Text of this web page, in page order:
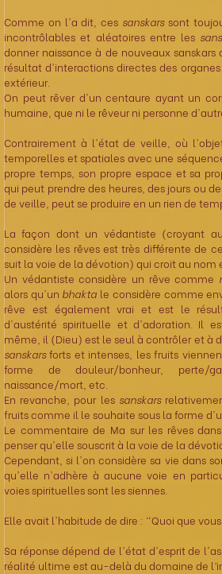
Comme on l'a dit, ces sanskarssont
incontrôlables et aléatoires entre les
donner naissance à de nouveaux
résultat d'interactions directes des
extérieur.
On peut rêver d'un centaure ayant un
humaine, que ni le rêveur ni personne
Contrairement à l'état de veille, où
temporelles et spatiales avec une
propre temps, son propre espace et sa
qui peut prendre des heures, des jours ou
de veille, peut se produire en un rien de
La façon dont un védantiste (croyant
considère les rêves est très différente de
suit la voie de la dévotion) qui croit au nom
Un védantiste considère un rêve comme
alors qu'un bhakta le considère comme
rêve est également vrai et est le
d'austérité spirituelle et d'adoration. Il
même, il (Dieu) est le seul à contrôler et à
sanskarsforts et intenses, les fruits
forme de douleur/bonheur, perte/
naissance/mort, etc.
En revanche, pour les sanskars
fruits comme il le souhaite sous la forme
Le commentaire de Ma sur les rêves
penser qu'elle souscrit à la voie de la
Cependant, si l'on considère sa vie dans
qu'elle n'adhère à aucune voie en
voies spirituelles sont les siennes.
Elle avait l'habitude de dire : "Quoi que
Sa réponse dépend de l'état d'esprit de
réalité ultime est au-delà du domaine de